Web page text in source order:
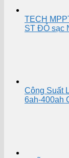
TECH
ST ĐỎ sạc
Công Suất
6ah-400ah